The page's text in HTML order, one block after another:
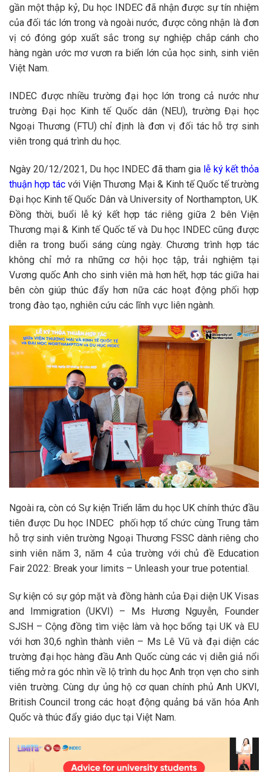
gần một thập kỷ, Du học INDEC đã nhận được sự tín nhiệm
của đối tác lớn trong và ngoài nước, được công nhận là đơn
vị có đóng góp xuất sắc trong sự nghiệp chắp cánh cho
hàng ngàn ước mơ vươn ra biển lớn của học sinh, sinh viên
Việt Nam.
INDEC được nhiều trường đại học lớn trong cả nước như
trường Đại học Kinh tế Quốc dân (NEU), trường Đại học
Ngoại Thương (FTU) chỉ định là đơn vị đối tác hỗ trợ sinh
viên trong quá trình du học.
Ngày 20/12/2021, Du học INDEC đã tham gia lễ ký kết thỏa
thuận hợp tác với Viện Thương Mại & Kinh tế Quốc tế trường
Đại học Kinh tế Quốc Dân và University of Northampton, UK.
Đồng thời, buổi lễ ký kết hợp tác riêng giữa 2 bên Viện
Thương mại & Kinh tế Quốc tế và Du học INDEC cũng được
diễn ra trong buổi sáng cùng ngày.Chương trình hợp tác
không chỉ mở ra những cơ hội học tập, trải nghiệm tại
Vương quốc Anh cho sinh viên mà hơn hết, hợp tác giữa hai
bên còn giúp thúc đẩy hơn nữa các hoạt động phối hợp
trong đào tạo, nghiên cứu các lĩnh vực liên ngành.
Ngoài ra, còn có Sự kiện Triển lãm du học UK chính thức đầu
tiên được Du học INDEC phối hợp tổ chức cùng Trung tâm
hỗ trợ sinh viên trường Ngoại Thương FSSC dành riêng cho
sinh viên năm 3, năm 4 của trường với chủ đề Education
Fair 2022: Break your limits – Unleash your true potential.
Sự kiện có sự góp mặt và đồng hành của Đại diện UK Visas
and Immigration (UKVI) – Ms Hương Nguyễn, Founder
SJSH – Cộng đồng tìm việc làm và học bổng tại UK và EU
với hơn 30,6 nghìn thành viên – Ms Lê Vũ và đại diện các
trường đại học hàng đầu Anh Quốc cùng các vị diễn giả nổi
tiếng mở ra góc nhìn về lộ trình du học Anh trọn vẹn cho sinh
viên trường. Cùng dự ủng hộ cơ quan chính phủ Anh UKVI,
British Council trong các hoạt động quảng bá văn hóa Anh
Quốc và thúc đẩy giáo dục tại Việt Nam.